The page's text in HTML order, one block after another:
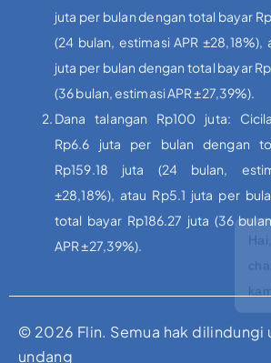
juta per bulan dengan total bayar
(24 bulan, estimasi APR ±28,18%),
juta per bulan dengan total bayar
(36 bulan, estimasi APR ±27,39%).
Dana talangan Rp100 juta:
Rp6.6 juta per bulan dengan
Rp159.18 juta (24 bulan,
±28,18%), atau Rp5.1 juta per
total bayar Rp186.27 juta (36
APR ±27,39%).
© 2026 Flin. Semua hak dilindungi
undang